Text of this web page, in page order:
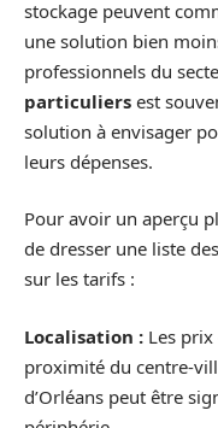
stockage peuvent
une solution bien
professionnels du
particuliers est
solution à envisager
leurs dépenses.
Pour avoir un aperçu
de dresser une liste
sur les tarifs :
Localisation : Les
proximité du centre-
d’Orléans peut être